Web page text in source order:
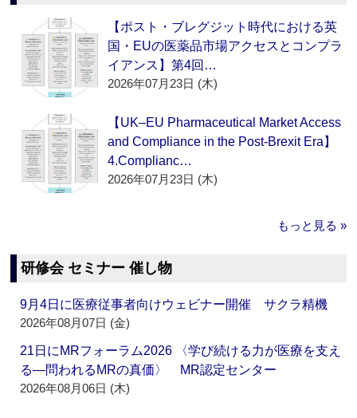
【ポスト・ブレグジット時代における英
国・EUの医薬品市場アクセスとコンプラ
イアンス】第4回…
2026年07月23日 (木)
【UK–EU Pharmaceutical Market Access
and Compliance in the Post-Brexit Era】
4.Complianc…
2026年07月23日 (木)
もっと見る »
研修会 セミナー 催し物
9月4日に医療従事者向けウェビナー開催 サクラ精機
2026年08月07日 (金)
21日にMRフォーラム2026 〈学び続ける力が医療を支え
る―問われるMRの真価〉 MR認定センター
2026年08月06日 (木)